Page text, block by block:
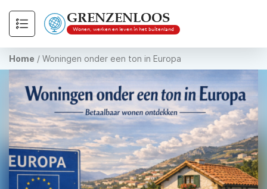
GRENZENLOOS
Wonen, werken en leven in het buitenland
Home / Woningen onder een ton in Europa